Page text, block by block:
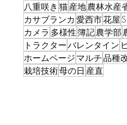
八重咲き 猫産地農林水産
カサブランカ 愛西市花屋
カメラ 多様性簿記農学部
トラクターバレンタイン
ホームページ マルチ品種
栽培技術母の日 産直